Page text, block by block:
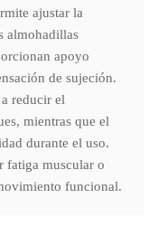
ajustar la
almohadillas
apoyo
de sujeción.
reducir el
mientras que el
durante el uso.
fatiga muscular o
funcional.